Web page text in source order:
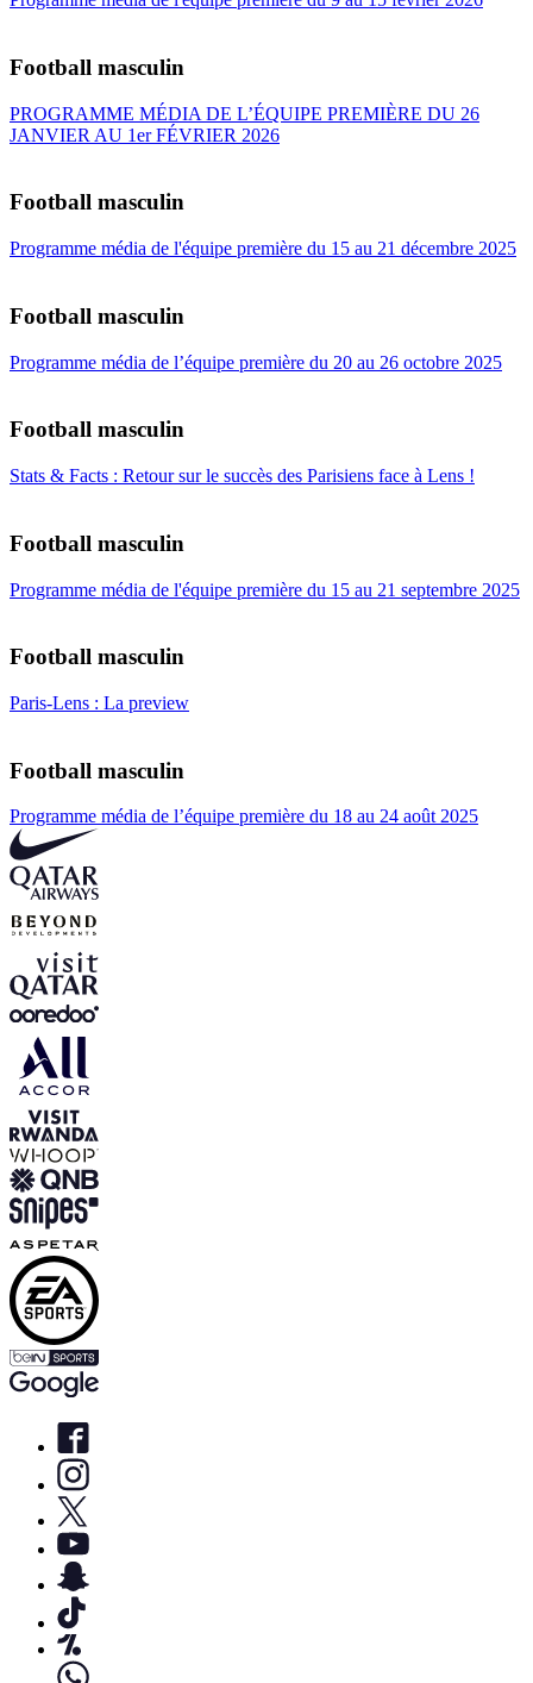
Football masculin
PROGRAMME MÉDIA DE L’ÉQUIPE PREMIÈRE DU 26
JANVIER AU 1er FÉVRIER 2026
Football masculin
Programme média de l'équipe première du 15 au 21 décembre 2025
Football masculin
Programme média de l’équipe première du 20 au 26 octobre 2025
Football masculin
Stats & Facts : Retour sur le succès des Parisiens face à Lens !
Football masculin
Programme média de l'équipe première du 15 au 21 septembre 2025
Football masculin
Paris-Lens : La preview
Football masculin
Programme média de l’équipe première du 18 au 24 août 2025